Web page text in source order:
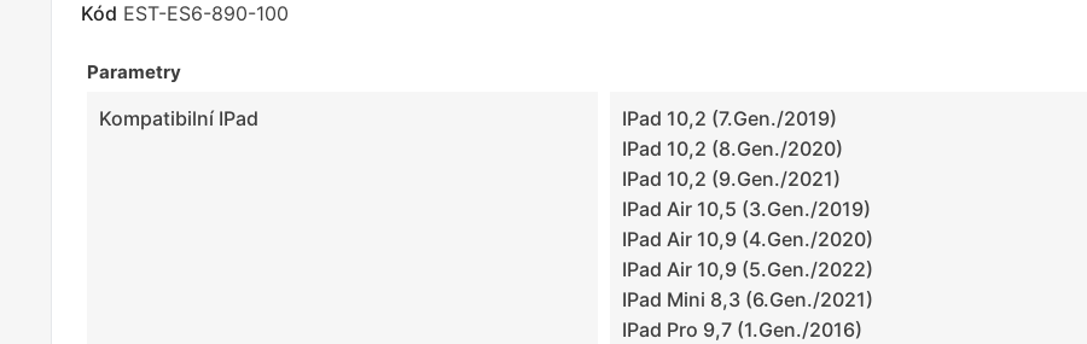
Kód EST-ES6-890-100
Parametry
Kompatibilní IPad
IPad 10,2 (7.gen./2019)
IPad 10,2 (8.gen./2020)
IPad 10,2 (9.gen./2021)
IPad Air 10,5 (3.gen./2019)
IPad Air 10,9 (4.gen./2020)
IPad Air 10,9 (5.gen./2022)
IPad Mini 8,3 (6.gen./2021)
IPad Pro 9,7 (1.gen./2016)